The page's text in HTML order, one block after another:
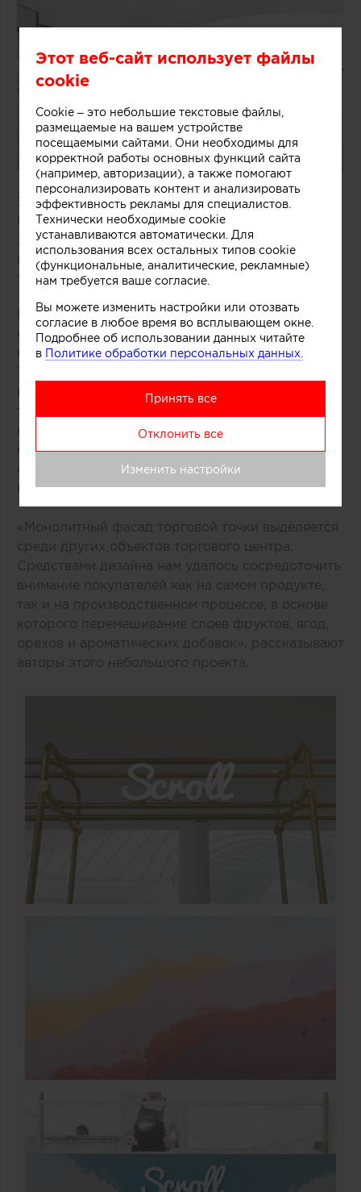
Удачное решение предложили специалисты
бюро One Design Office и Studio Twocan,
занимавшиеся дизайном небольшого магазина
мороженого, расположенного в одном из
торговых центров Мельбурна (Австралия).
В основе концепции массивной стойки лежит
образ емкости с несколькими слоями
мороженого и разнообразных добавок.
Технически замысел был реализован при
помощи техники многослойной заливки
тонированного бетона. Логотип магазина
мороженого был закреплен на каркасе из
медных трубок, символизирующих систему
охлаждения в автоматах по производству
популярного ледяного лакомства.
«Монолитный фасад торговой точки выделяется
среди других объектов торгового центра.
Средствами дизайна нам удалось сосредоточить
внимание покупателей как на самом продукте,
так и на производственном процессе, в основе
которого перемешивание слоев фруктов, ягод,
орехов и ароматических добавок», рассказывают
авторы этого небольшого проекта.
Этот веб-сайт использует файлы
cookie
Cookie – это небольшие текстовые файлы,
размещаемые на вашем устройстве
посещаемыми сайтами. Они необходимы для
корректной работы основных функций сайта
(например, авторизации), а также помогают
персонализировать контент и анализировать
эффективность рекламы для специалистов.
Технически необходимые cookie
устанавливаются автоматически. Для
использования всех остальных типов cookie
(функциональные, аналитические, рекламные)
нам требуется ваше согласие.
Вы можете изменить настройки или отозвать
согласие в любое время во всплывающем окне.
Подробнее об использовании данных читайте
в Политике обработки персональных данных.
Принять все
Отклонить все
Изменить настройки